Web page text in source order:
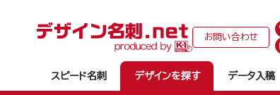
お問い合わせ
スピード名刺 デザインを探す データ入稿